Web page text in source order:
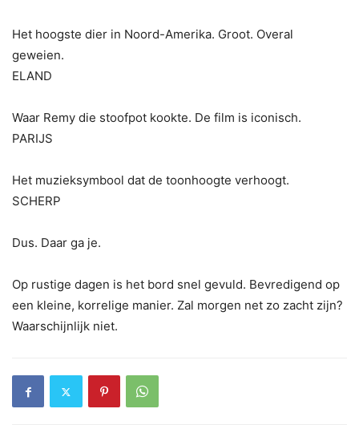
Het hoogste dier in Noord-Amerika. Groot. Overal
geweien.
ELAND
Waar Remy die stoofpot kookte. De film is iconisch.
PARIJS
Het muzieksymbool dat de toonhoogte verhoogt.
SCHERP
Dus. Daar ga je.
Op rustige dagen is het bord snel gevuld. Bevredigend op
een kleine, korrelige manier. Zal morgen net zo zacht zijn?
Waarschijnlijk niet.